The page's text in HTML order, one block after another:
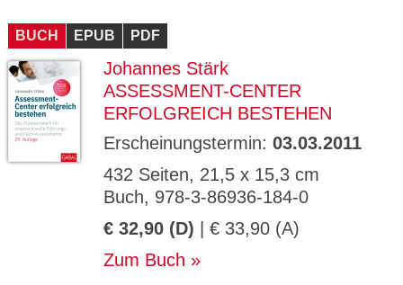
BUCH EPUB PDF
Johannes Stärk
ASSESSMENT-CENTER
ERFOLGREICH BESTEHEN
Erscheinungstermin: 03.03.2011
432 Seiten, 21,5 x 15,3 cm
Buch, 978-3-86936-184-0
€ 32,90 (D) | € 33,90 (A)
Zum Buch
ESSION
_ID
verlag.
de
Session verwendet
GV_CO
OKIES
gabal-
Speichert den Zustimmungsstatus des
Domäne.